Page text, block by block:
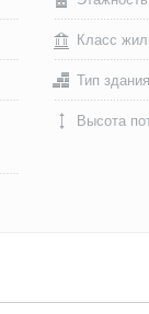
Класс
Тип
Высота